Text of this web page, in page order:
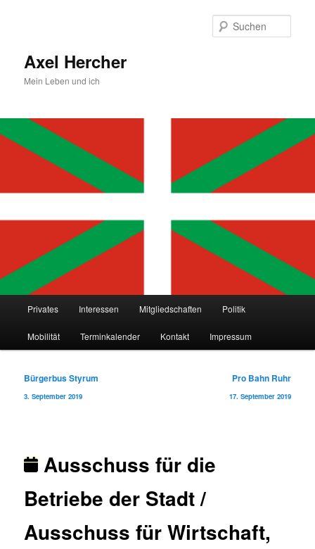
Axel Hercher
Mein Leben und ich
Privates Interessen Mitgliedschaften Politik
Mobilität Terminkalender Kontakt Impressum
Beitragsnavigation
Bürgerbus Styrum
3. September 2019
Pro Bahn Ruhr
17. September 2019
Ausschuss für die
Betriebe der Stadt /
Ausschuss für Wirtschaft,